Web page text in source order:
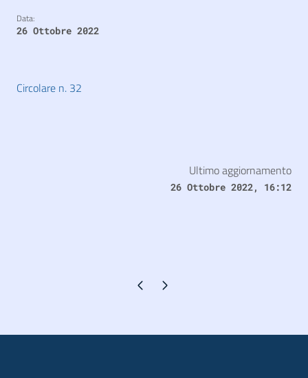
Data:
26 Ottobre 2022
Circolare n. 32
Ultimo aggiornamento
26 Ottobre 2022, 16:12
Pagina precedente
Pagina successiva